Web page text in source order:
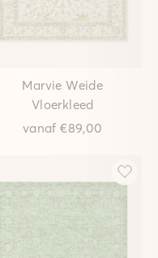
Marvie Weide
Vloerkleed
vanaf€89,00